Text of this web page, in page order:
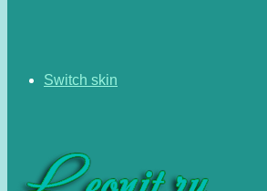
Switch skin